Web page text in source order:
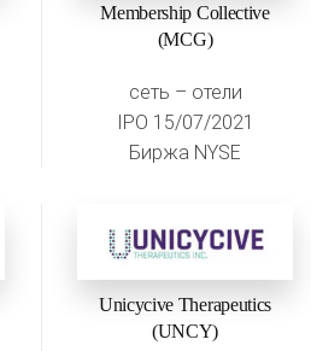
Membership Collective
(MCG)
сеть – отели
IPO 15/07/2021
Биржа NYSE
Unicycive Therapeutics
(UNCY)